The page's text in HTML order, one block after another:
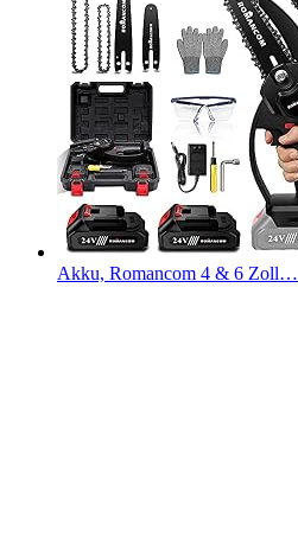
Akku, Romancom 4 & 6 Zoll…